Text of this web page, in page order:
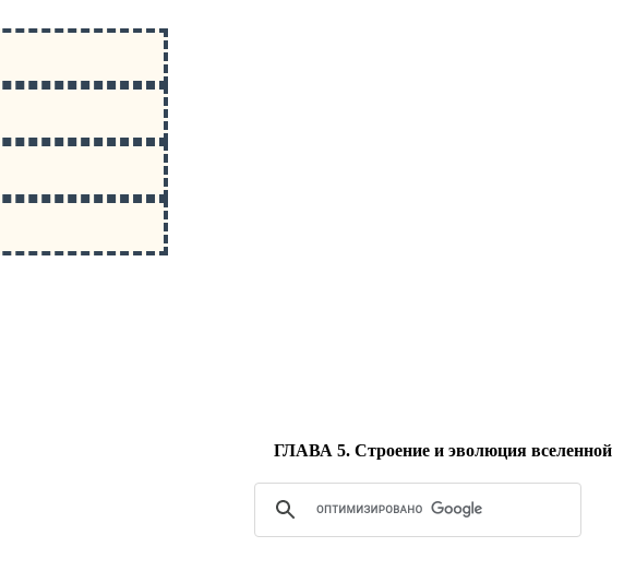
ГЛАВА 5. Строение и эволюция вселенной